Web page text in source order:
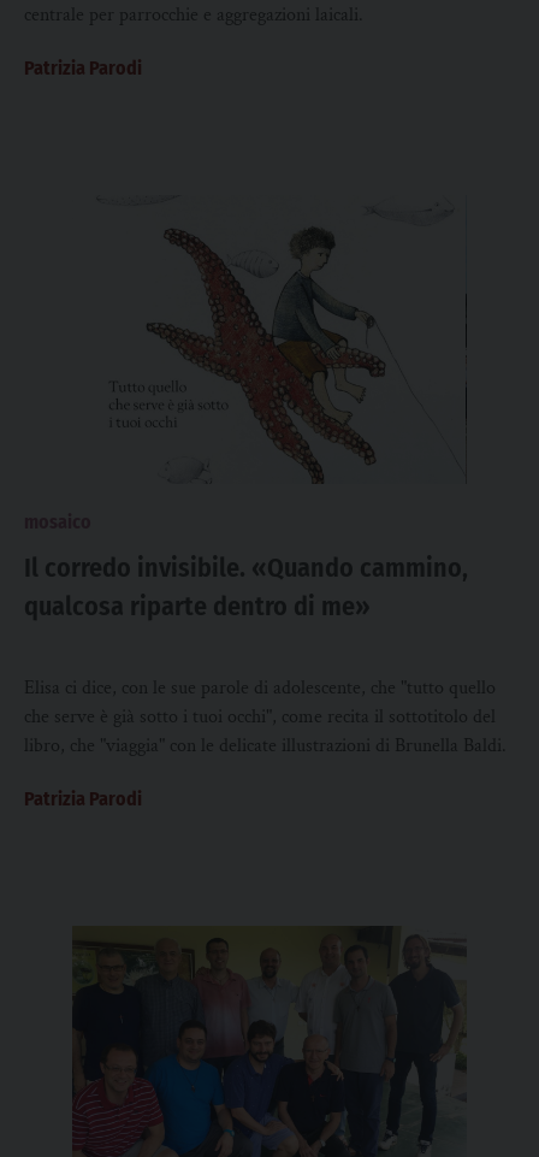
centrale per parrocchie e aggregazioni laicali.
Patrizia Parodi
Il corredo invisibile. «Quando cammino,
qualcosa riparte dentro di me»
Elisa ci dice, con le sue parole di adolescente, che "tutto quello
che serve è già sotto i tuoi occhi", come recita il sottotitolo del
libro, che "viaggia" con le delicate illustrazioni di Brunella Baldi.
Patrizia Parodi